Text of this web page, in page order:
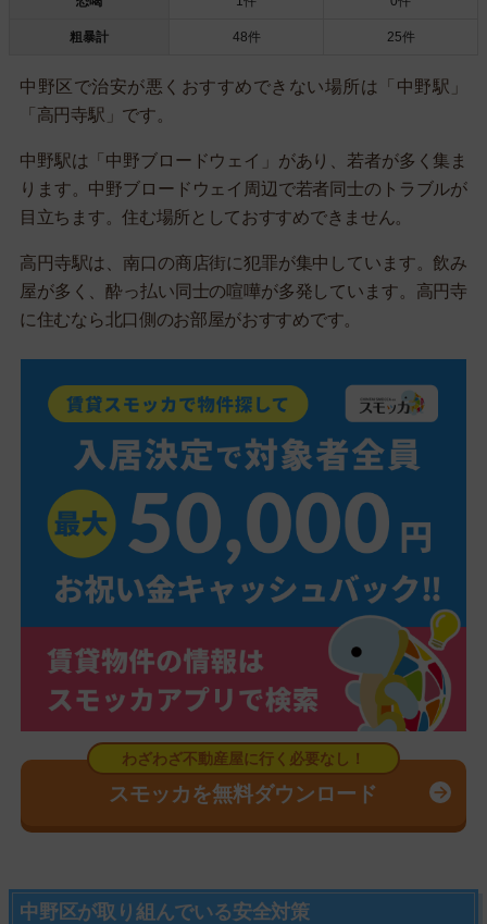
粗暴計 48件 25件
中野区で治安が悪くおすすめできない場所は「中野駅」
「高円寺駅」です。
中野駅は「中野ブロードウェイ」があり、若者が多く集ま
ります。中野ブロードウェイ周辺で若者同士のトラブルが
目立ちます。住む場所としておすすめできません。
高円寺駅は、南口の商店街に犯罪が集中しています。飲み
屋が多く、酔っ払い同士の喧嘩が多発しています。高円寺
に住むなら北口側のお部屋がおすすめです。
スモッカを無料ダウンロード
中野区が取り組んでいる安全対策